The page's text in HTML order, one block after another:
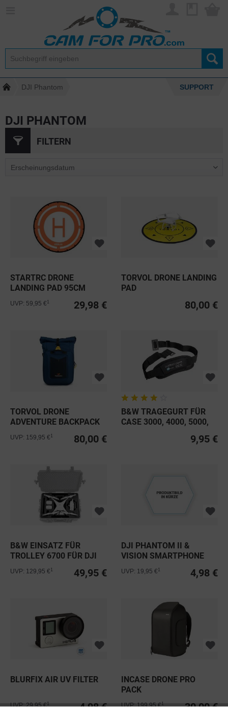
DJI Phantom SUPPORT
DJI PHANTOM
FILTERN
STARTRC DRONE
LANDING PAD 95CM
29,98 €
UVP: 59,95 €
TORVOL DRONE LANDING
PAD
80,00 €
TORVOL DRONE
ADVENTURE BACKPACK
80,00 €
UVP: 159,95 €
B&W TRAGEGURT FÜR
CASE 3000, 4000, 5000,
9,95 €
B&W EINSATZ FÜR
TROLLEY 6700 FÜR DJI
PHANTOM 4...
49,95 €
UVP: 129,95 €
DJI PHANTOM II &
VISION SMARTPHONE
HALTERUNG
4,98 €
UVP: 19,95 €
BLURFIX AIR UV FILTER
4,98 €
UVP: 29,95 €
INCASE DRONE PRO
PACK
30,00 €
UVP: 199,95 €